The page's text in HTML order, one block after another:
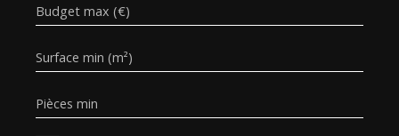
Budget max (€)
Surface min (m²)
Pièces min